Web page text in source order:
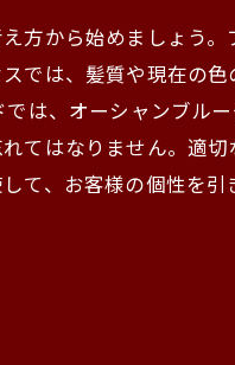
方から始めましょう。
では、髪質や現在の色
は、オーシャンブル
てはなりません。適切
て、お客様の個性を引